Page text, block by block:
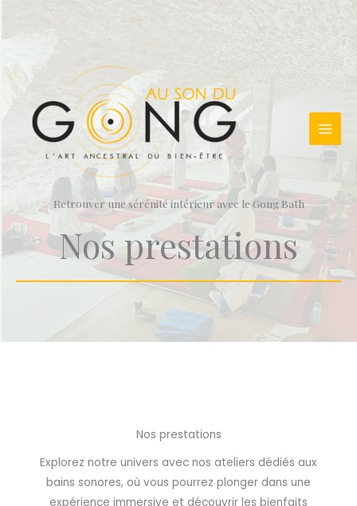
Retrouver une sérénité intérieur avec le Gong Bath
Nos prestations
Nos prestations
Explorez notre univers avec nos ateliers dédiés aux
bains sonores, où vous pourrez plonger dans une
expérience immersive et découvrir les bienfaits